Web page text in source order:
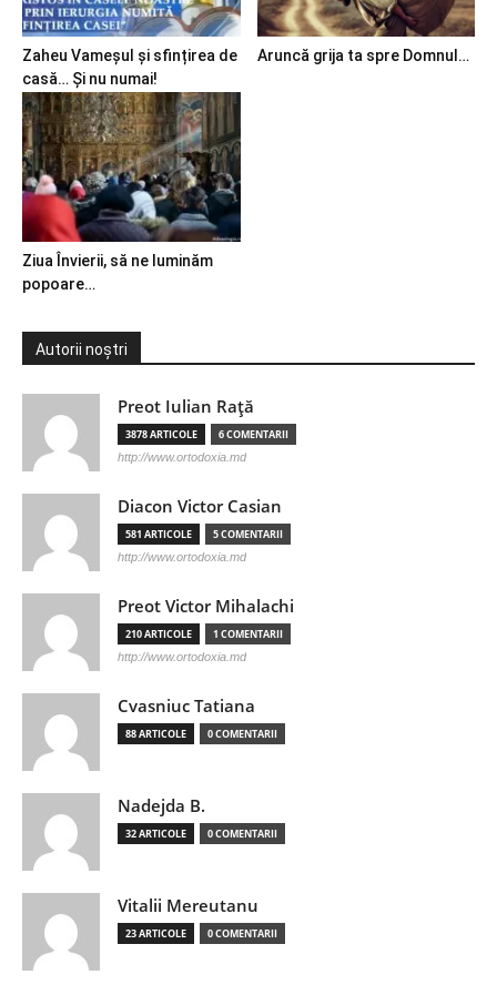
Zaheu Vameșul și sfințirea de
casă… Și nu numai!
Aruncă grija ta spre Domnul…
Ziua Învierii, să ne luminăm
popoare…
Autorii noștri
Preot Iulian Raţă
3878 ARTICOLE 6 COMENTARII
http://www.ortodoxia.md
Diacon Victor Casian
581 ARTICOLE 5 COMENTARII
http://www.ortodoxia.md
Preot Victor Mihalachi
210 ARTICOLE 1 COMENTARII
http://www.ortodoxia.md
Cvasniuc Tatiana
88 ARTICOLE 0 COMENTARII
Nadejda B.
32 ARTICOLE 0 COMENTARII
Vitalii Mereutanu
23 ARTICOLE 0 COMENTARII